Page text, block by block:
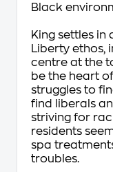
Black
King settles in
Liberty ethos,
centre at the
be the heart
struggles to
find liberals
striving for
residents
spa
troubles.